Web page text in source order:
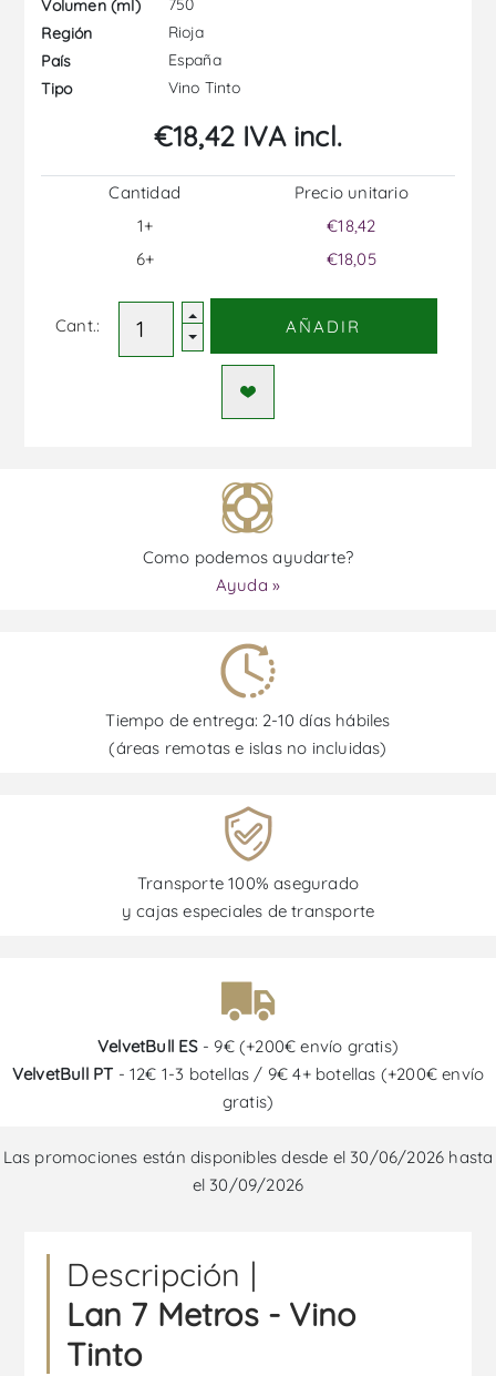
Volumen (ml)
750
Región
Rioja
País
España
Tipo
Vino Tinto
€18,42 IVA incl.
Cantidad
1+
6+
Precio unitario
€18,42
€18,05
Cant.: AÑADIR
Como podemos ayudarte?
Ayuda »
Tiempo de entrega: 2-10 días hábiles
(áreas remotas e islas no incluidas)
Transporte 100% asegurado
y cajas especiales de transporte
VelvetBull ES- 9€ (+200€ envío gratis)
VelvetBull PT - 12€ 1-3 botellas / 9€ 4+ botellas (+200€ envío
gratis)
Las promociones están disponibles desde el 30/06/2026 hasta
el 30/09/2026
Descripción |
Lan 7 Metros - Vino
Tinto